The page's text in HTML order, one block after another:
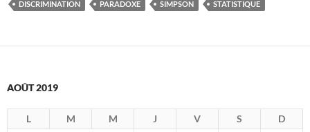
DISCRIMINATION PARADOXE SIMPSON STATISTIQUE
AOÛT 2019
L M M J V S
D